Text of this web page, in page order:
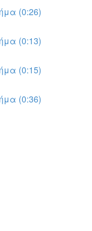
(0:26)
(0:13)
(0:15)
(0:36)